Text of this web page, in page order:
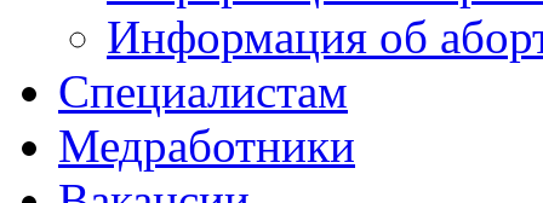
Информация об
Специалистам
Медработники